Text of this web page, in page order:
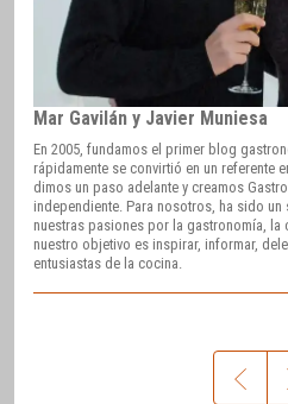
Mar Gavilán y Javier Muniesa
En 2005, fundamos el primer blog
rápidamente se convirtió en un referente
dimos un paso adelante y creamos
independiente. Para nosotros, ha sido
nuestras pasiones por la gastronomía, la
nuestro objetivo es inspirar, informar,
entusiastas de la cocina.